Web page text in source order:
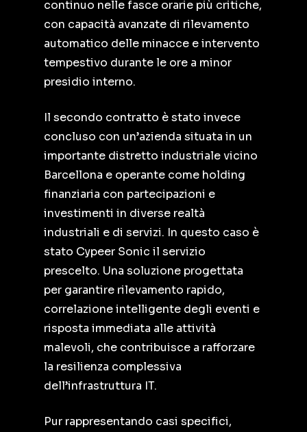
continuo nelle fasce orarie più critiche,
con capacità avanzate di rilevamento
automatico delle minacce e intervento
tempestivo durante le ore a minor
presidio interno.
Il secondo contratto è stato invece
concluso con un’azienda situata in un
importante distretto industriale vicino
Barcellona e operante come holding
finanziaria con partecipazioni e
investimenti in diverse realtà
industriali e di servizi. In questo caso è
stato Cypeer Sonic il servizio
prescelto. Una soluzione progettata
per garantire rilevamento rapido,
correlazione intelligente degli eventi e
risposta immediata alle attività
malevoli, che contribuisce a rafforzare
la resilienza complessiva
dell’infrastruttura IT.
Pur rappresentando casi specifici,